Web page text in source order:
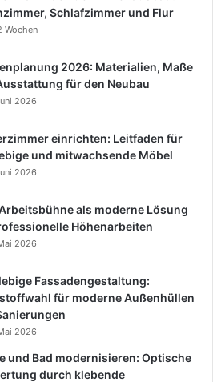
Schlafzimmer und Flur
Wochen
2026: Materialien, Maße
für den Neubau
2026
einrichten: Leitfaden für
und mitwachsende Möbel
2026
als moderne Lösung
Höhenarbeiten
2026
Fassadengestaltung:
für moderne Außenhüllen
2026
und Bad modernisieren: Optische
durch klebende